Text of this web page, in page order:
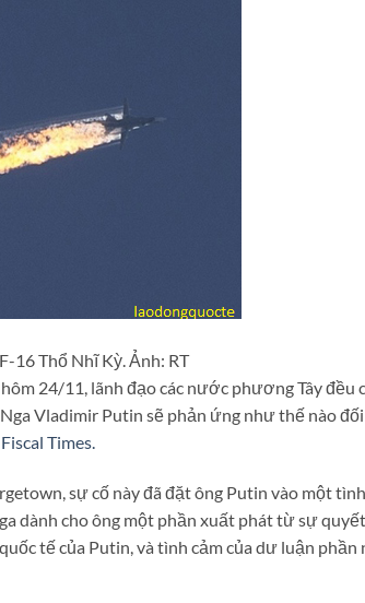
16 Thổ Nhĩ Kỳ. Ảnh: RT
24/11, lãnh đạo các nước phương Tây đều
Vladimir Putin sẽ phản ứng như thế nào đối
Times.
sự cố này đã đặt ông Putin vào một tình
dành cho ông một phần xuất phát từ sự quyết
tế của Putin, và tình cảm của dư luận phần